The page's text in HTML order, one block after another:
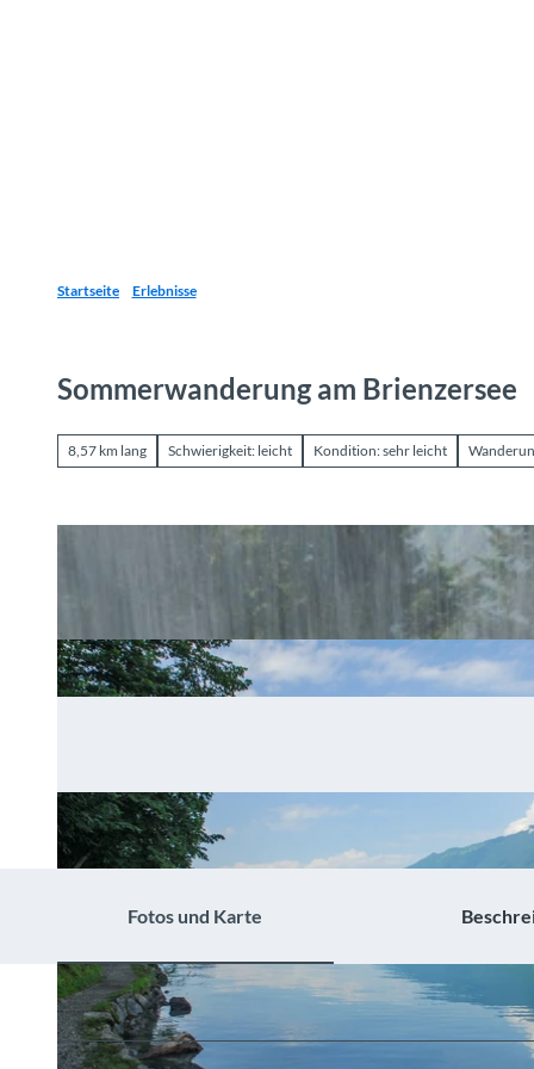
Startseite Erlebnisse
Sommerwanderung am Brienzersee
8,57 km lang Schwierigkeit: leicht Kondition: sehr leicht
Fotos und Karte